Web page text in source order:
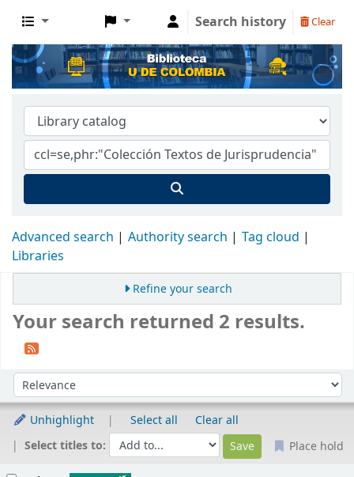
Search history Clear
Advanced search Authority search
Tag cloud
Libraries
Refine your search
Your search returned 2 results.
Sort by:
Unhighlight Select all
Clear all
Select titles to:
Place hold